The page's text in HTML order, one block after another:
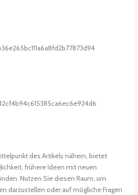
des Artikels nähern, bietet
frühere Ideen mit neuen
Nutzen Sie diesen Raum, um
darzustellen oder auf mögliche Fragen